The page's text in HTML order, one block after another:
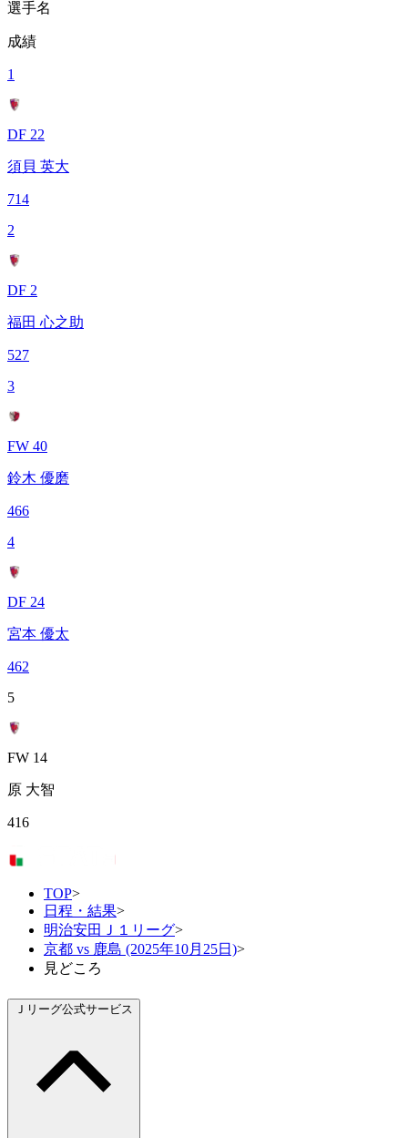
選手名
成績
1
DF 22
須貝 英大
714
2
DF 2
福田 心之助
527
3
FW 40
鈴木 優磨
466
4
DF 24
宮本 優太
462
5
FW 14
原 大智
416
TOP>
日程・結果>
明治安田Ｊ１リーグ>
京都 vs 鹿島 (2025年10月25日)>
見どころ
Ｊリーグ公式サービス